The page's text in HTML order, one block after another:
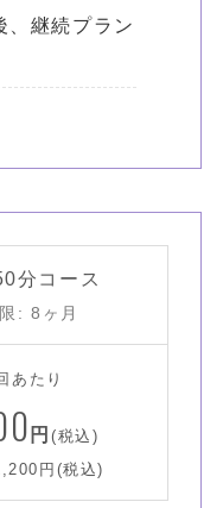
継続プラン
分コース
: 8ヶ月
あたり
円 (税込)
円(税込)